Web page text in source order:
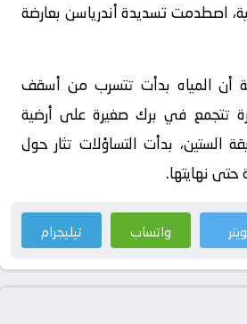
اصطدمت تسديدة أندرياسن بعارضة
أن المياه بدأت تتسرب من أسقف
تتجمع في برك صغيرة على أرضية
الستين، بدأت التساؤلات تثار حول
حتى نهايتها.
واتساب تيليجرام